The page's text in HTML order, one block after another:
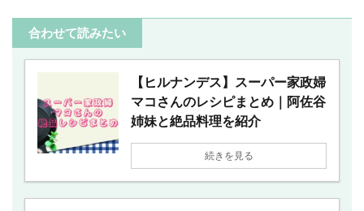
合わせて読みたい
【ヒルナンデス】スーパー家政婦
マコさんのレシピまとめ｜阿佐谷
姉妹と絶品料理を紹介
続きを見る